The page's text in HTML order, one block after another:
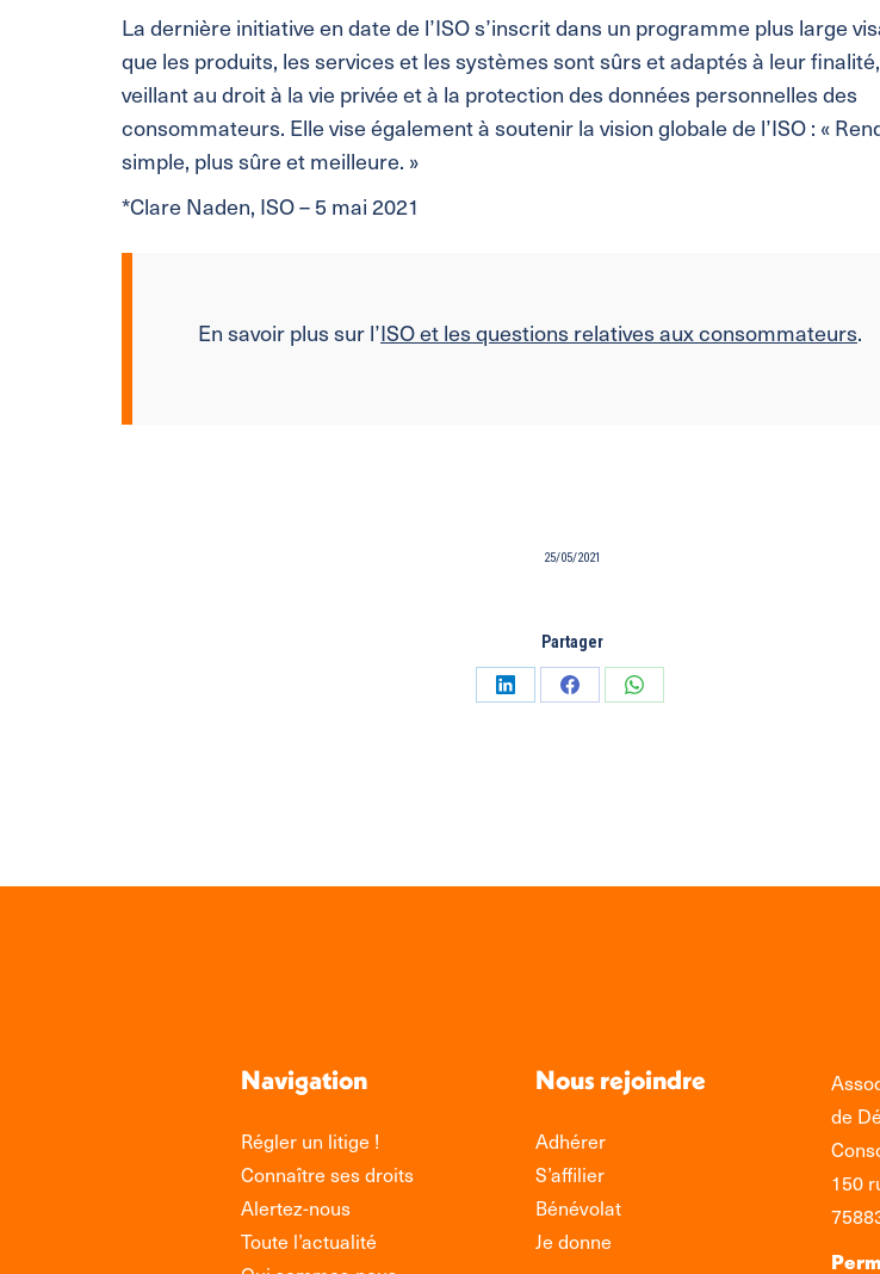
La dernière initiative en date de l’ISO s’inscrit dans un programme plus large
que les produits, les services et les systèmes sont sûrs et adaptés à leur
veillant au droit à la vie privée et à la protection des données personnelles des
consommateurs. Elle vise également à soutenir la vision globale de l’ISO : «
simple, plus sûre et meilleure. »
*Clare Naden, ISO – 5 mai 2021
En savoir plus sur l’ISO et les questions relatives aux consommateurs.
25/05/2021
Partager
PartagerPartagerPartager
Navigation
Régler un litige !
Connaître ses droits
Alertez-nous
Toute l’actualité
Nous rejoindre
Adhérer
S’affilier
Bénévolat
Je donne
de
150